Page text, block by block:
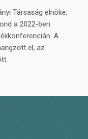
Társaság elnöke,
a 2022-ben
A
el, az